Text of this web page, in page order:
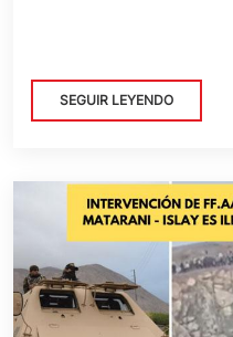
SEGUIR LEYENDO